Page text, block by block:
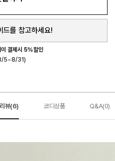
드를 참고하세요!
이 결제시 5%할인
5~8/31)
리뷰(6) 코디상품 Q&A(0)